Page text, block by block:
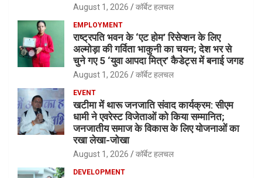
August 1, 2026 कॉर्बेट हलचल
EMPLOYMENT
राष्ट्रपति भवन के ‘एट होम’ रिसेप्शन के लिए
अल्मोड़ा की गर्विता भाकुनी का चयन; देश भर से
चुने गए 5 ‘युवा आपदा मित्र’ कैडेट्स में बनाई जगह
August 1, 2026 कॉर्बेट हलचल
EVENT
खटीमा में थारू जनजाति संवाद कार्यक्रम: सीएम
धामी ने एवरेस्ट विजेताओं को किया सम्मानित;
जनजातीय समाज के विकास के लिए योजनाओं का
रखा लेखा-जोखा
August 1, 2026 कॉर्बेट हलचल
DEVELOPMENT